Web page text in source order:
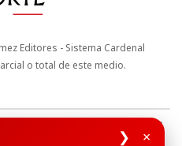
❯ ×
Editores - Sistema Cardenal
o total de este medio.
de Autor y Propiedad Intelectual